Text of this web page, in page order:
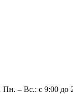
Пн. – Вс.: с 9:00 до